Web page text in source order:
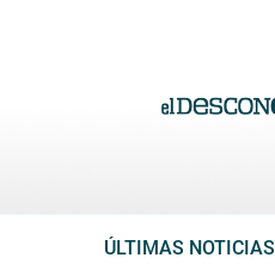
ÚLTIMAS NOTICIAS